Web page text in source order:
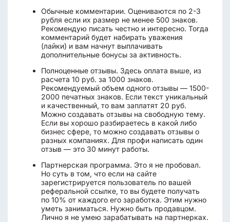
Обычные комментарии. Оцениваются по 2-3
рубля если их размер не менее 500 знаков.
Рекомендую писать честно и интересно. Тогда
комментарий будет набирать уважения
(лайки) и вам начнут выплачивать
дополнительные бонусы за активность.
Полноценные отзывы. Здесь оплата выше, из
расчета 10 руб. за 1000 знаков.
Рекомендуемый объем одного отзывы — 1500-
2000 печатных знаков. Если текст уникальный
и качественный, то вам заплатят 20 руб.
Можно создавать отзывы на свободную тему.
Если вы хорошо разбираетесь в какой либо
бизнес сфере, то можно создавать отзывы о
разных компаниях. Для профи написать один
отзыв — это 30 минут работы.
Партнерская программа. Это я не пробовал.
Но суть в том, что если на сайте
зарегистрируется пользователь по вашей
реферальной ссылке, то вы будете получать
по 10% от каждого его заработка. Этим нужно
уметь заниматься. Нужно быть продавцом.
Лично я не умею зарабатывать на партнерках.